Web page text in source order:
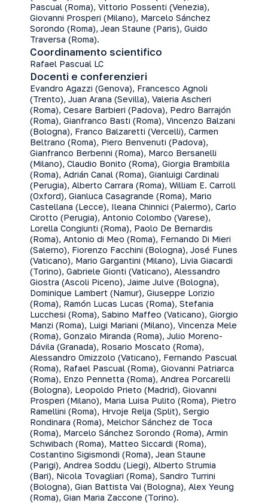
Pascual (Roma), Vittorio Possenti (Venezia),
Giovanni Prosperi (Milano), Marcelo Sánchez
Sorondo (Roma), Jean Staune (Paris), Guido
Traversa (Roma).
Coordinamento scientifico
Rafael Pascual LC
Docenti e conferenzieri
Evandro Agazzi (Genova), Francesco Agnoli
(Trento), Juan Arana (Sevilla), Valeria Ascheri
(Roma), Cesare Barbieri (Padova), Pedro Barrajón
(Roma), Gianfranco Basti (Roma), Vincenzo Balzani
(Bologna), Franco Balzaretti (Vercelli), Carmen
Beltrano (Roma), Piero Benvenuti (Padova),
Gianfranco Berbenni (Roma), Marco Bersanelli
(Milano), Claudio Bonito (Roma), Giorgia Brambilla
(Roma), Adrián Canal (Roma), Gianluigi Cardinali
(Perugia), Alberto Carrara (Roma), William E. Carroll
(Oxford), Gianluca Casagrande (Roma), Mario
Castellana (Lecce), Ileana Chinnici (Palermo), Carlo
Cirotto (Perugia), Antonio Colombo (Varese),
Lorella Congiunti (Roma), Paolo De Bernardis
(Roma), Antonio di Meo (Roma), Fernando Di Mieri
(Salerno), Fiorenzo Facchini (Bologna), José Funes
(Vaticano), Mario Gargantini (Milano), Livia Giacardi
(Torino), Gabriele Gionti (Vaticano), Alessandro
Giostra (Ascoli Piceno), Jaime Julve (Bologna),
Dominique Lambert (Namur), Giuseppe Lorizio
(Roma), Ramón Lucas Lucas (Roma), Stefania
Lucchesi (Roma), Sabino Maffeo (Vaticano), Giorgio
Manzi (Roma), Luigi Mariani (Milano), Vincenza Mele
(Roma), Gonzalo Miranda (Roma), Julio Moreno-
Dávila (Granada), Rosario Moscato (Roma),
Alessandro Omizzolo (Vaticano), Fernando Pascual
(Roma), Rafael Pascual (Roma), Giovanni Patriarca
(Roma), Enzo Pennetta (Roma), Andrea Porcarelli
(Bologna), Leopoldo Prieto (Madrid), Giovanni
Prosperi (Milano), Maria Luisa Pulito (Roma), Pietro
Ramellini (Roma), Hrvoje Relja (Split), Sergio
Rondinara (Roma), Melchor Sánchez de Toca
(Roma), Marcelo Sánchez Sorondo (Roma), Armin
Schwibach (Roma), Matteo Siccardi (Roma),
Costantino Sigismondi (Roma), Jean Staune
(Parigi), Andrea Soddu (Liegi), Alberto Strumia
(Bari), Nicola Tovagliari (Roma), Sandro Turrini
(Bologna), Gian Battista Vai (Bologna), Alex Yeung
(Roma), Gian Maria Zaccone (Torino).